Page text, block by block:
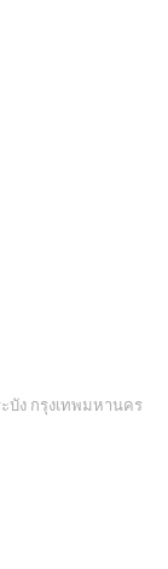
บัง กรุงเทพมหานคร